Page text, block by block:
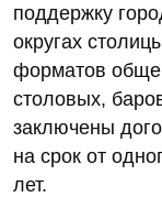
поддержку
округах
форматов
столовых,
заключены
на срок от
лет.